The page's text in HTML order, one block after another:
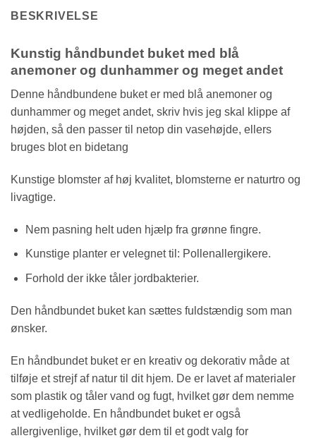
BESKRIVELSE
Kunstig håndbundet buket med blå
anemoner og dunhammer og meget andet
Denne håndbundene buket er med blå anemoner og
dunhammer og meget andet, skriv hvis jeg skal klippe af
højden, så den passer til netop din vasehøjde, ellers
bruges blot en bidetang
Kunstige blomster af høj kvalitet, blomsterne er naturtro og
livagtige.
Nem pasning helt uden hjælp fra grønne fingre.
Kunstige planter er velegnet til: Pollenallergikere.
Forhold der ikke tåler jordbakterier.
Den håndbundet buket kan sættes fuldstændig som man
ønsker.
En håndbundet buket er en kreativ og dekorativ måde at
tilføje et strejf af natur til dit hjem. De er lavet af materialer
som plastik og tåler vand og fugt, hvilket gør dem nemme
at vedligeholde. En håndbundet buket er også
allergivenlige, hvilket gør dem til et godt valg for